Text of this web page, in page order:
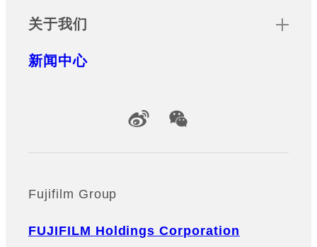
关于我们
新闻中心
Official Social Media Accounts
Fujifilm Group
FUJIFILM Holdings Corporation